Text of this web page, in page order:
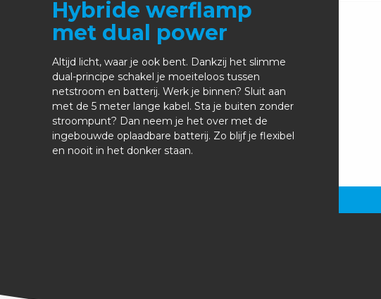
Hybride werflamp
met dual power
Altijd licht, waar je ook bent. Dankzij het slimme
dual-principe schakel je moeiteloos tussen
netstroom en batterij. Werk je binnen? Sluit aan
met de 5 meter lange kabel. Sta je buiten zonder
stroompunt? Dan neem je het over met de
ingebouwde oplaadbare batterij. Zo blijf je flexibel
en nooit in het donker staan.